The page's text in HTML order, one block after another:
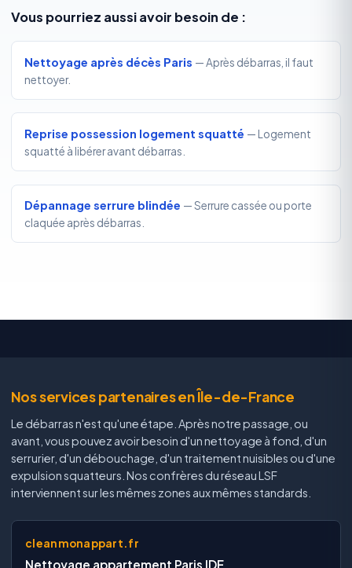
Vous pourriez aussi avoir besoin de :
Nettoyage après décès Paris — Après débarras, il faut
nettoyer.
Reprise possession logement squatté — Logement
squatté à libérer avant débarras.
Dépannage serrure blindée — Serrure cassée ou porte
claquée après débarras.
Nos services partenaires en Île-de-France
Le débarras n'est qu'une étape. Après notre passage, ou
avant, vous pouvez avoir besoin d'un nettoyage à fond, d'un
serrurier, d'un débouchage, d'un traitement nuisibles ou d'une
expulsion squatteurs. Nos confrères du réseau LSF
interviennent sur les mêmes zones aux mêmes standards.
cleanmonappart.fr
Nettoyage appartement Paris IDF